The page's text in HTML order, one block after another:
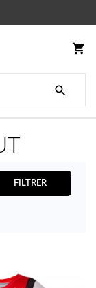
shopping_cart

FILTRER